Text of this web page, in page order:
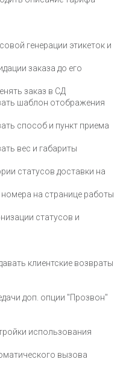
генерации этикеток и
заказа до его
заказ в СД
шаблон отображения
способ и пункт приема
вес и габариты
статусов доставки на
на странице работы
статусов и
клиентские возвраты
доп. опции "Прозвон"
использования
вызова